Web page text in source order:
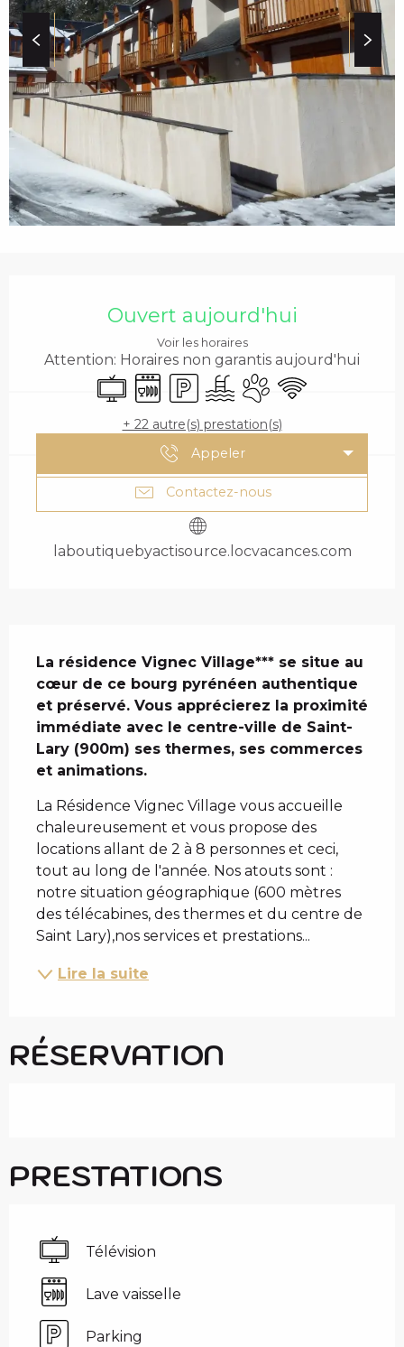
i
p
a
l
Ouvert aujourd'hui
Voir les horaires
Attention: Horaires non garantis aujourd'hui
TélévisionLave vaisselle
ParkingPiscineAnimaux acceptés
WiFi
+ 22 autre(s) prestation(s)
Appeler
Contactez-nous
laboutiquebyactisource.locvacances.com
La résidence Vignec Village*** se situe au
cœur de ce bourg pyrénéen authentique
et préservé. Vous apprécierez la proximité
immédiate avec le centre-ville de Saint-
Lary (900m) ses thermes, ses commerces
et animations.
La Résidence Vignec Village vous accueille
chaleureusement et vous propose des
locations allant de 2 à 8 personnes et ceci,
tout au long de l'année. Nos atouts sont :
notre situation géographique (600 mètres
des télécabines, des thermes et du centre de
Saint Lary),nos services et prestations...
Lire la suite
RÉSERVATION
PRESTATIONS
Télévision
Lave vaisselle
Parking